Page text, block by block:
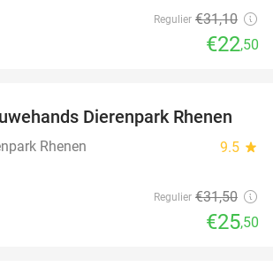
Regulier €31,10
€22,50
19%
Dierenpark Rhenen
Rhenen 9.5 star
Regulier €31,50
€25,50